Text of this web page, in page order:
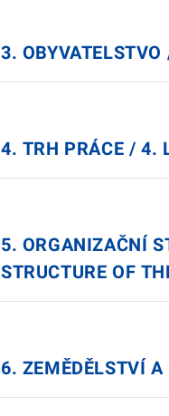
3.
4. TRH PRÁCE / 4.
5. ORGANIZAČNÍ
STRUCTURE OF
6. ZEMĚDĚLSTVÍ